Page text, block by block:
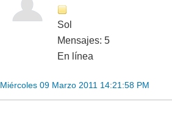
Sol
Mensajes: 5
En línea
Miércoles 09 Marzo 2011 14:21:58 PM